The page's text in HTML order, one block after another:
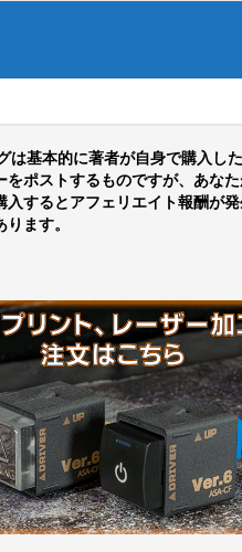
は基本的に著者が自身で購入し
をポストするものですが、あな
入するとアフェリエイト報酬が
ます。